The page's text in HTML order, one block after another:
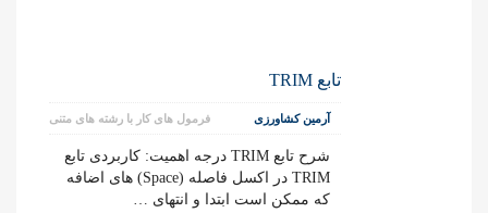
تابع TRIM
فرمول های کار با رشته های متنی آرمین کشاورزی
شرح تابع TRIM درجه اهمیت: کاربردی تابع
TRIM در اکسل فاصله (Space) های اضافه
که ممکن است ابتدا و انتهای …